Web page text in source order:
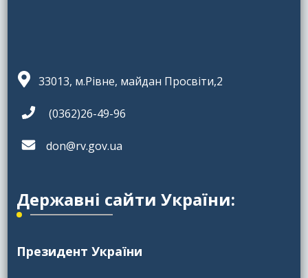
33013, м.Рівне, майдан Просвіти,2
(0362)26-49-96
don@rv.gov.ua
Державні сайти України:
Президент України